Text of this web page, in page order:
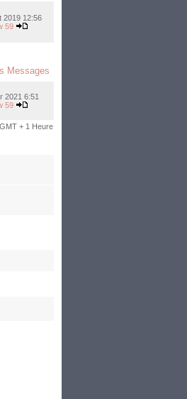
2019 12:56
59
Messages
2021 6:51
59
+ 1 Heure